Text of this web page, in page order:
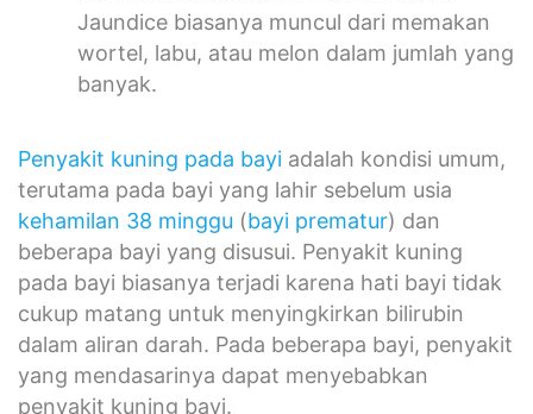
banyak.
Penyakit kuning pada bayi
kehamilan 38 minggu (bayi prematur) dan
beberapa bayi yang disusui. Penyakit kuning
pada bayi biasanya terjadi karena hati bayi tidak
cukup matang untuk menyingkirkan bilirubin
dalam aliran darah. Pada beberapa bayi, penyakit
yang mendasarinya dapat menyebabkan
penyakit kuning bayi.